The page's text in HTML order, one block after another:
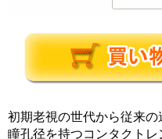
初期老視の世代から従来
瞳孔径を持つコンタクト